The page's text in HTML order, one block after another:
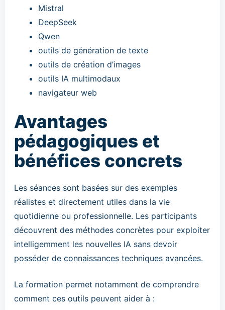
Mistral
DeepSeek
Qwen
outils de génération de texte
outils de création d’images
outils IA multimodaux
navigateur web
Avantages
pédagogiques et
bénéfices concrets
Les séances sont basées sur des exemples
réalistes et directement utiles dans la vie
quotidienne ou professionnelle. Les participants
découvrent des méthodes concrètes pour exploiter
intelligemment les nouvelles IA sans devoir
posséder de connaissances techniques avancées.
La formation permet notamment de comprendre
comment ces outils peuvent aider à :